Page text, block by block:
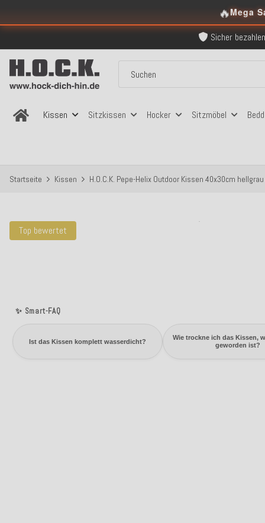
🔥Mega
Kostenloser Versand
Über 120.000
Sicher
Kostenloser Versand
Kissen
Sitzkissen Hocker Sitzmöbel
Startseite Kissen H.O.C.K. Pepe-Helix Outdoor Kissen 40x30cm hellgrau
Top bewertet
✨ Smart-FAQ
Ist das Kissen komplett wasserdicht?
Wie trockne ich das Kissen,
geworden ist?